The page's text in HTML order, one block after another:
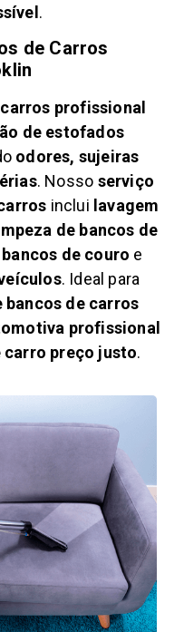
.
de Carros
profissional
de estofados
odores, sujeiras
. Nosso serviço
inclui lavagem
de bancos de
de couro e
. Ideal para
bancos de carros
profissional
carro preço justo.